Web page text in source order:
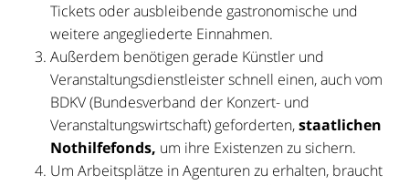
Tickets oder ausbleibende gastronomische und
weitere angegliederte Einnahmen.
Außerdem benötigen gerade Künstler und
Veranstaltungsdienstleister schnell einen, auch vom
BDKV (Bundesverband der Konzert- und
Veranstaltungswirtschaft) geforderten,staatlichen
Nothilfefonds, um ihre Existenzen zu sichern.
Um Arbeitsplätze in Agenturen zu erhalten, braucht